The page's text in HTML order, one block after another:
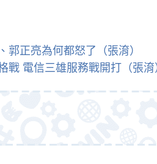
郭正亮為何都怒了（張淯）
戰 電信三雄服務戰開打（張淯